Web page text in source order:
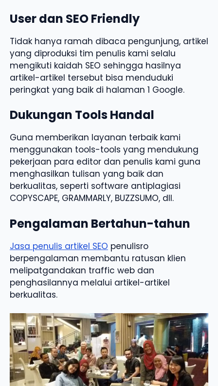
User dan SEO Friendly
Tidak hanya ramah dibaca pengunjung, artikel
yang diproduksi tim penulis kami selalu
mengikuti kaidah SEO sehingga hasilnya
artikel-artikel tersebut bisa menduduki
peringkat yang baik di halaman 1 Google.
Dukungan Tools Handal
Guna memberikan layanan terbaik kami
menggunakan tools-tools yang mendukung
pekerjaan para editor dan penulis kami guna
menghasilkan tulisan yang baik dan
berkualitas, seperti software antiplagiasi
COPYSCAPE, GRAMMARLY, BUZZSUMO, dll.
Pengalaman Bertahun-tahun
Jasa penulis artikel SEO penulisro
berpengalaman membantu ratusan klien
melipatgandakan traffic web dan
penghasilannya melalui artikel-artikel
berkualitas.